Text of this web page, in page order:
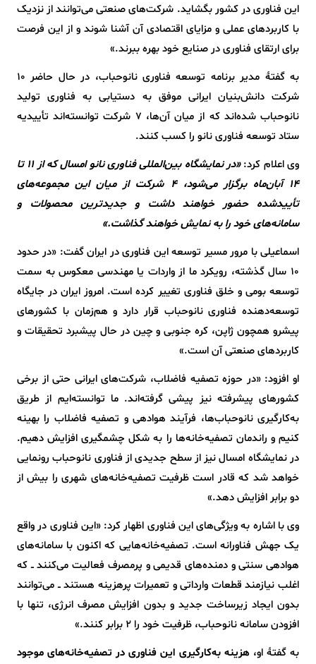
این فناوری در کشور بگشاید. شرکت‌های صنعتی می‌توانند از نزدیک
با کاربردهای عملی و مزایای اقتصادی آن آشنا شوند و از این فرصت
برای ارتقای فناوری در صنایع خود بهره ببرند.»
به گفتهٔ مدیر برنامه توسعه فناوری نانوحباب، در حال حاضر 10
شرکت دانش‌بنیان ایرانی موفق به دستیابی به فناوری تولید
نانوحباب شده‌اند که از میان آن‌ها، 7 شرکت توانسته‌اند تأییدیه
ستاد توسعه فناوری نانو را کسب کنند.
وی اعلام کرد:
«در نمایشگاه بین‌المللی فناوری نانو امسال که از 11 تا
14 آبان‌ماه برگزار می‌شود، 4 شرکت از میان این مجموعه‌های
تأییدشده حضور خواهند داشت و جدیدترین محصولات و
سامانه‌های خود را به نمایش خواهند گذاشت.»
اسماعیلی با مرور مسیر توسعه این فناوری در ایران گفت: «در حدود
10 سال گذشته، رویکرد ما از واردات یا مهندسی معکوس به سمت
توسعه بومی و خلق فناوری تغییر کرده است. امروز ایران در جایگاه
توسعه‌دهنده فناوری نانوحباب قرار دارد و هم‌زمان با کشورهای
پیشرو همچون ژاپن، کره جنوبی و چین در حال پیشبرد تحقیقات و
کاربردهای صنعتی آن است.»
او افزود: «در حوزه تصفیه فاضلاب، شرکت‌های ایرانی حتی از برخی
کشورهای پیشرفته نیز پیشی گرفته‌اند. ما توانسته‌ایم از طریق
به‌کارگیری نانوحباب‌ها، فرآیند هوادهی و تصفیه فاضلاب را بهینه
کنیم و راندمان تصفیه‌خانه‌ها را به شکل چشمگیری افزایش دهیم.
در نمایشگاه امسال نیز از سطح جدیدی از فناوری نانوحباب رونمایی
خواهد شد که قادر است ظرفیت تصفیه‌خانه‌های شهری را بیش از
دو برابر افزایش دهد.»
وی با اشاره به ویژگی‌های این فناوری اظهار کرد: «این فناوری در واقع
یک جهش فناورانه است. تصفیه‌خانه‌هایی که اکنون با سامانه‌های
هوادهی سنتی و دمنده‌های قدیمی و پرمصرف فعالیت می‌کنند ــ که
اغلب نیازمند قطعات وارداتی و تعمیرات پرهزینه هستند ــ می‌توانند
بدون ایجاد زیرساخت جدید و بدون افزایش مصرف انرژی، تنها با
افزودن سامانه نانوحباب، ظرفیت خود را 2 برابر کنند.»
به گفتهٔ او، هزینه به‌کارگیری این فناوری در تصفیه‌خانه‌های موجود